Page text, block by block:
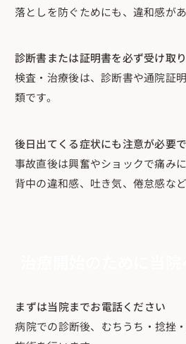
落としを防ぐためにも、違和感が
診断書または証明書を必ず受け取
検査・治療後は、診断書や通院証
類です。
後日出てくる症状にも注意が必要
事故直後は興奮やショックで痛み
背中の違和感、吐き気、倦怠感な
まずは当院までお電話ください
病院での診断後、むちうち・捻挫